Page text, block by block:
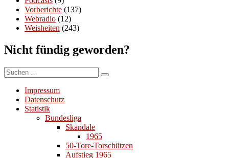
Vorberichte (137)
Webradio (12)
Weisheiten (243)
Nicht fündig geworden?
Suchen
nach:
Suchen
Impressum
Datenschutz
Statistik
Bundesliga
Skandale
1965
50-Tore-Torschützen
Aufstieg 1965